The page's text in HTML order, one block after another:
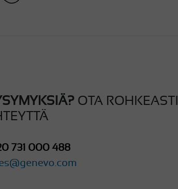
OTA ROHKEASTI
731 000 488